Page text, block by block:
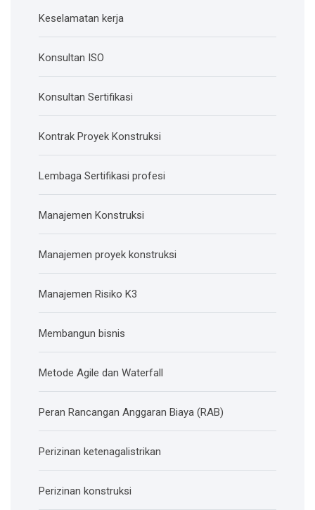
Keselamatan kerja
Konsultan ISO
Konsultan Sertifikasi
Kontrak Proyek Konstruksi
Lembaga Sertifikasi profesi
Manajemen Konstruksi
Manajemen proyek konstruksi
Manajemen Risiko K3
Membangun bisnis
Metode Agile dan Waterfall
Peran Rancangan Anggaran Biaya (RAB)
Perizinan ketenagalistrikan
Perizinan konstruksi